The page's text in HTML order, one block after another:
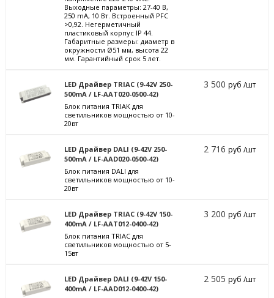
Выходные параметры: 27-40 В,
250 mА, 10 Вт. Встроенный PFC
>0,92. Негерметичный
пластиковый корпус IP 44.
Габаритные размеры: диаметр в
окружности Ø51 мм, высота 22
мм. Гарантийный срок 5 лет.
LED Драйвер TRIAC (9-42V 250-
500mA / LF-AAT020-0500-42)
Блок питания TRIAK для
светильников мощностью от 10-
20вт
3 500руб /шт
LED Драйвер DALI (9-42V 250-
500mA / LF-AAD020-0500-42)
Блок питания DALI для
светильников мощностью от 10-
20вт
2 716руб /шт
LED Драйвер TRIAC (9-42V 150-
400mA / LF-AAT012-0400-42)
Блок питания TRIAC для
светильников мощностью от 5-
15вт
3 200руб /шт
LED Драйвер DALI (9-42V 150-
400mA / LF-AAD012-0400-42)
2 505руб /шт